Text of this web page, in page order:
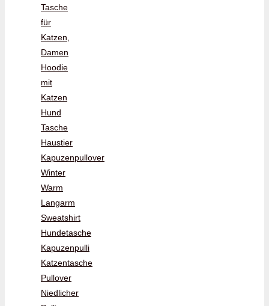
Tasche
für
Katzen,
Damen
Hoodie
mit
Katzen
Hund
Tasche
Haustier
Kapuzenpullover
Winter
Warm
Langarm
Sweatshirt
Hundetasche
Kapuzenpulli
Katzentasche
Pullover
Niedlicher